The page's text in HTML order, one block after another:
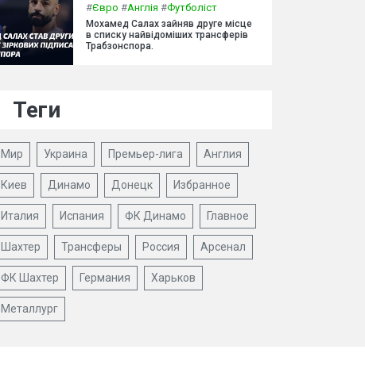
#Євро #Англія #Футболіст
Мохамед Салах зайняв друге місце
в списку найвідоміших трансферів
Трабзонспора.
Теги
Мир Украина Премьер-лига Англия
Киев Динамо Донецк Избранное
Италия Испания ФК Динамо Главное
Шахтер Трансферы Россия Арсенал
ФК Шахтер Германия Харьков
Металлург